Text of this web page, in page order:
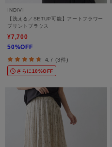
INDIVI
【洗える／SETUP可能】アートフラワー
プリントブラウス
¥7,700
50%OFF
4.7 (3件)
さらに10%OFF